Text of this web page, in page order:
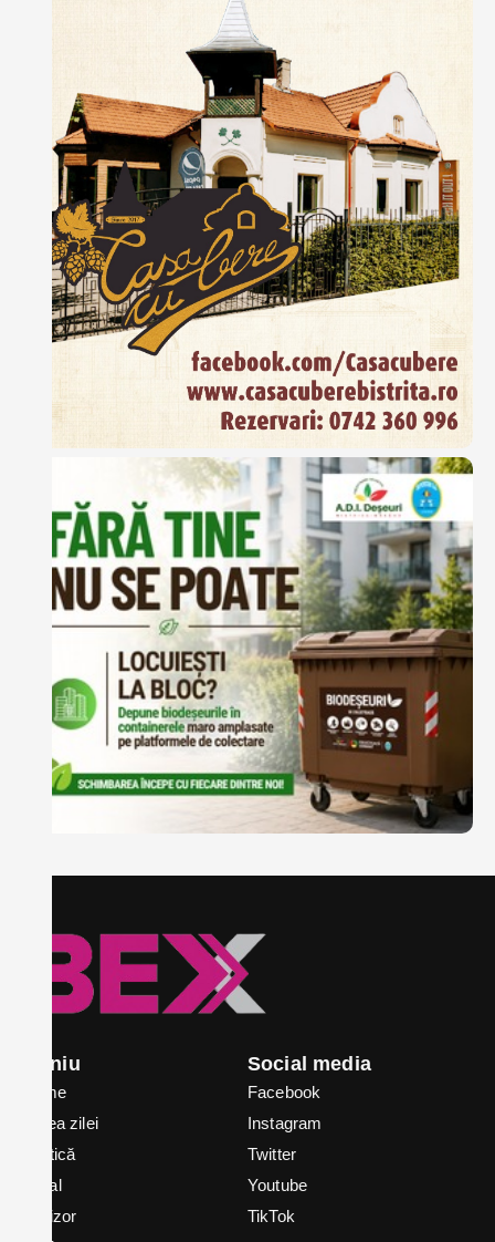
Meniu
Home
Știrea zilei
Politică
Local
In vizor
Social media
Facebook
Instagram
Twitter
Youtube
TikTok